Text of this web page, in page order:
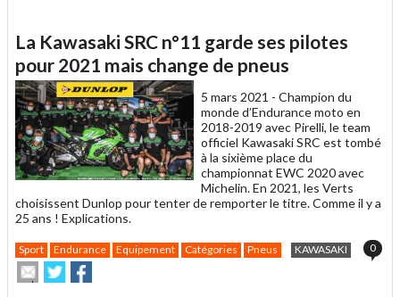
La Kawasaki SRC n°11 garde ses pilotes
pour 2021 mais change de pneus
5 mars 2021 - Champion du
monde d’Endurance moto en
2018-2019 avec Pirelli, le team
officiel Kawasaki SRC est tombé
à la sixième place du
championnat EWC 2020 avec
Michelin. En 2021, les Verts
choisissent Dunlop pour tenter de remporter le titre. Comme il y a
25 ans ! Explications.
Sport Endurance Equipement Catégories Pneus KAWASAKI 0
Envoyer
cet
Partager
sur
sur